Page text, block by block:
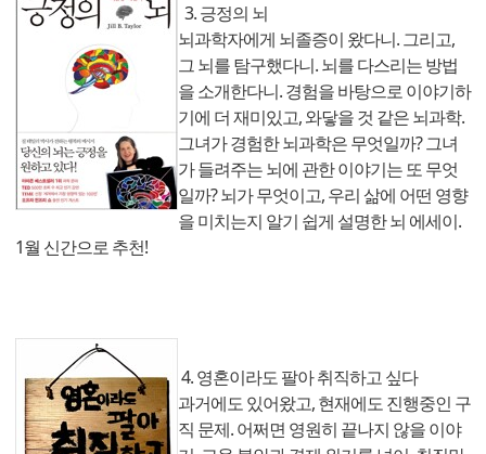
3. 긍정의 뇌
뇌과학자에게 뇌졸증이 왔다니. 그리고,
그 뇌를 탐구했다니. 뇌를 다스리는 방법
을 소개한다니. 경험을 바탕으로 이야기하
기에 더 재미있고, 와닿을 것 같은 뇌과학.
그녀가 경험한 뇌과학은 무엇일까? 그녀
가 들려주는 뇌에 관한 이야기는 또 무엇
일까? 뇌가 무엇이고, 우리 삶에 어떤 영향
을 미치는지 알기 쉽게 설명한 뇌 에세이.
1월 신간으로 추천!
4. 영혼이라도 팔아 취직하고 싶다
과거에도 있어왔고, 현재에도 진행중인 구
직 문제. 어쩌면 영원히 끝나지 않을 이야